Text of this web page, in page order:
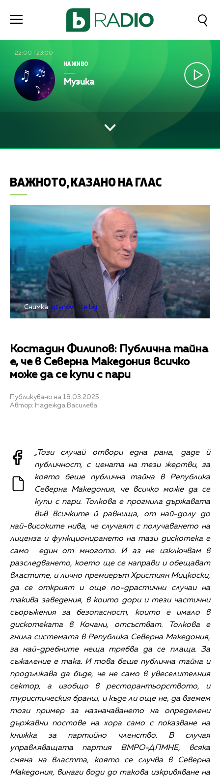
22:00 23:00
НА ЖИВО
Музика
ВАЖНОТО, КАЗАНО НА ГЛАС
Снимка: btvnovinite.bg
Костадин Филипов: Публична тайна
е, че в Северна Македония всичко
може да се купи с пари
Публикувано на 18.03.2025
Автор: Надежда Василева
„Този случай отвори една рана, даде й
публичност, с цената на тези жертви, за
която беше публична тайна в Република
Северна Македония, че всичко може да се
купи с пари. Толкова е прогнила държавата
във всичките й равнища, от най-долу до
най-високите нива, че случаят с получаването на
лиценза и функционирането на тази дискотека е
само един от многото. И аз не изключвам в
разследването, което ще се направи и обещават
властите, и лично премиерът Християн Мицкоски,
да се открият и още по-драстични случаи на
такива заведения, в които дори и тези частични
съоръжения за безопасност, които е имало в
дискотеката в Кочани, отсъстват. Толкова е
гнила системата в Република Северна Македония,
за най-дребните неща трябва да се плаща. За
съжаление е така. И това беше публична тайна и
продължава да бъде, че не само в увеселителния
сектор, а изобщо в ресторантьорството, и
туристическия бранш, и къде ли още не, да вземем
този пример за назначаването на определени
държавни постове на хора само с показване на
книжка за партийно членство. В случая
управляващата партия ВМРО-ДПМНЕ, всяка
смяна на властта, която се случва в Северна
Македония, винаги води до такова изкривяване на